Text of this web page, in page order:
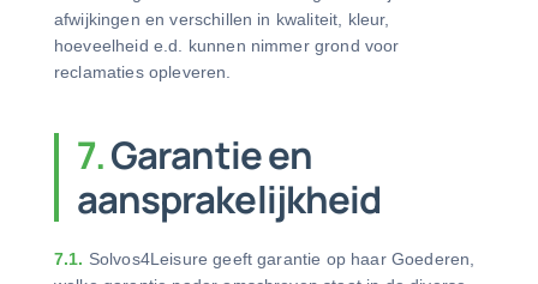
afwijkingen en verschillen in kwaliteit, kleur,
hoeveelheid e.d. kunnen nimmer grond voor
reclamaties opleveren.
7.Garantie en
aansprakelijkheid
7.1. Solvos4Leisure geeft garantie op haar Goederen,